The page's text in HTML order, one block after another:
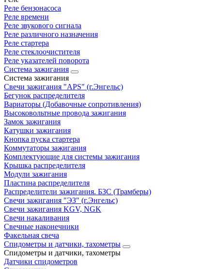
Реле бензонасоса
Реле времени
Реле звукового сигнала
Реле различного назначения
Реле стартера
Реле стеклоочистителя
Реле указателей поворота
Система зажигания
Система зажигания
Свечи зажигания "APS" (г.Энгельс)
Бегунок распределителя
Вариаторы (Добавочные сопротивления)
Высоковольтные провода зажигания
Замок зажигания
Катушки зажигания
Кнопка пуска стартера
Коммутаторы зажигания
Комплектующие для системы зажигания
Крышка распределителя
Модули зажигания
Пластина распределителя
Распределители зажигания. БЗС (Трамберы)
Свечи зажигания "ЭЗ" (г.Энгельс)
Свечи зажигания KGV, NGK
Свечи накаливания
Свечные наконечники
Факельная свеча
Спидометры и датчики, тахометры
Спидометры и датчики, тахометры
Датчики спидометров